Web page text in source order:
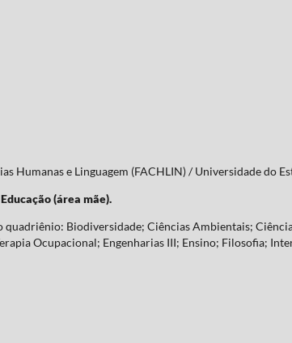
Humanas e Linguagem (FACHLIN) / Universidade do
(área mãe).
quadriênio: Biodiversidade; Ciências Ambientais;
Ocupacional; Engenharias III; Ensino; Filosofia;